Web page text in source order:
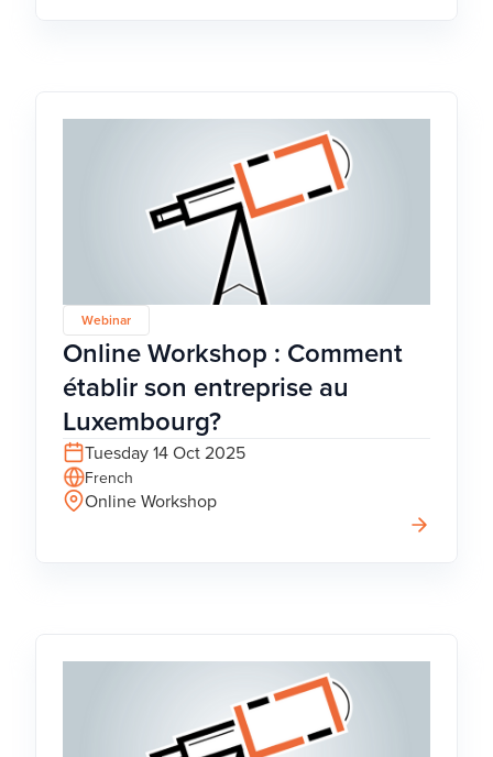
Webinar
Online Workshop : Comment
établir son entreprise au
Luxembourg?
Tuesday 14 Oct 2025
French
Online Workshop